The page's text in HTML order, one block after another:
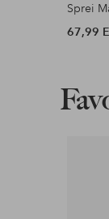
Sprei
67,99